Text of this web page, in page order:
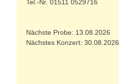
Tel.-Nr. 01511 0529716
Nächste Probe: 13.08.2026
Nächstes Konzert: 30.08.2026